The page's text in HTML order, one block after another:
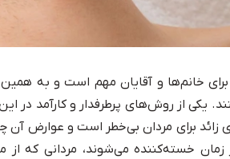
خانم‌ها و آقایان مهم است و به همین
یکی از روش‌های پرطرفدار و کارآمد در
زائد برای مردان بی‌خطر است و عوارض
خسته‌کننده می‌شوند، مردانی که از